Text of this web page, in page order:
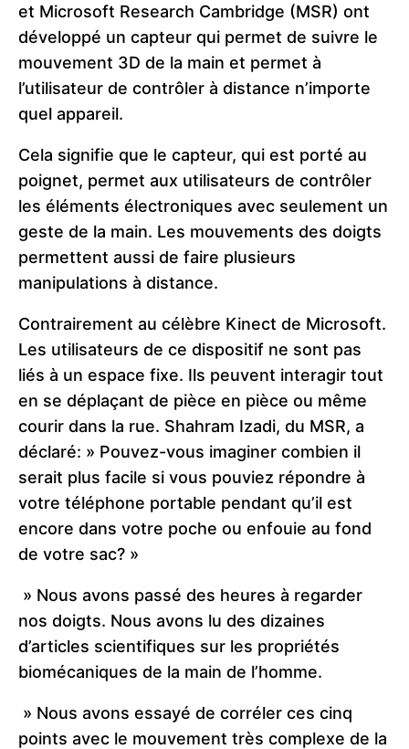
et Microsoft Research Cambridge (MSR) ont
développé un capteur qui permet de suivre le
mouvement 3D de la main et permet à
l’utilisateur de contrôler à distance n’importe
quel appareil.
Cela signifie que le capteur, qui est porté au
poignet, permet aux utilisateurs de contrôler
les éléments électroniques avec seulement un
geste de la main. Les mouvements des doigts
permettent aussi de faire plusieurs
manipulations à distance.
Contrairement au célèbre Kinect de Microsoft.
Les utilisateurs de ce dispositif ne sont pas
liés à un espace fixe. Ils peuvent interagir tout
en se déplaçant de pièce en pièce ou même
courir dans la rue. Shahram Izadi, du MSR, a
déclaré: » Pouvez-vous imaginer combien il
serait plus facile si vous pouviez répondre à
votre téléphone portable pendant qu’il est
encore dans votre poche ou enfouie au fond
de votre sac? »
» Nous avons passé des heures à regarder
nos doigts. Nous avons lu des dizaines
d’articles scientifiques sur les propriétés
biomécaniques de la main de l’homme.
» Nous avons essayé de corréler ces cinq
points avec le mouvement très complexe de la